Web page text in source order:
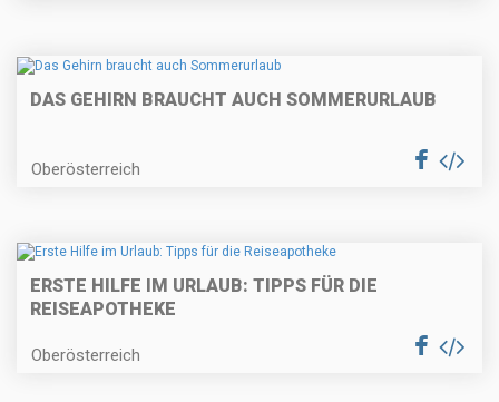
DAS GEHIRN BRAUCHT AUCH SOMMERURLAUB
Oberösterreich
ERSTE HILFE IM URLAUB: TIPPS FÜR DIE
REISEAPOTHEKE
Oberösterreich